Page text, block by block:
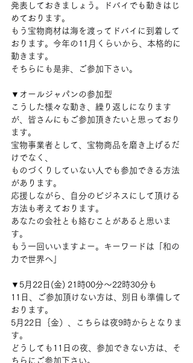
発表しておきましょう。ドバイでも動きはじ
めております。
もう宝物商材は海を渡ってドバイに到着して
おります。今年の11月くらいから、本格的に
動きます。
そちらにも是非、ご参加下さい。
▼オールジャパンの参加型
こうした様々な動き、繰り返しになります
が、皆さんにもご参加頂きたいと思っており
ます。
宝物事業者として、宝物商品を磨き上げるだ
けでなく、
ものづくりしていない人でも参加できる方法
があります。
応援しながら、自分のビジネスにして頂ける
方法も考えております。
あなたの会社とも絡むことがあると思いま
す。
もう一回いいますよー。キーワードは「和の
力で世界へ」
▼5月22日(金) 21時00分〜22時30分も
11日、ご参加頂けない方は、別日も準備して
おります。
5月22日｛金）、こちらは夜9時からとなりま
す。
どうしても11日の夜、参加できない方は、そ
ちらにご参加下さい。